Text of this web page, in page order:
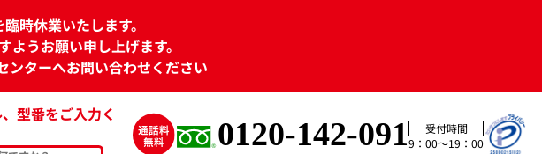
時休業いたします。
うお願い申し上げます。
ンターへお問い合わせください
型番をご入力く
0120-142-091
受付時間
9：00〜19：00